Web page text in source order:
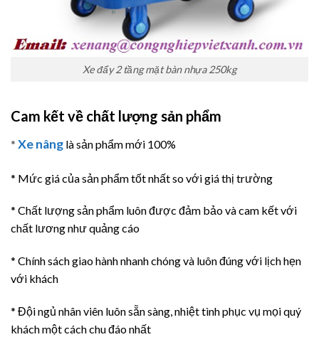
Xe đẩy 2 tầng mặt bàn nhựa 250kg
Cam kết về chất lượng sản phẩm
* Xe nâng là sản phẩm mới 100%
* Mức giá của sản phẩm tốt nhất so với giá thị trường
* Chất lượng sản phẩm luôn được đảm bảo và cam kết với
chất lương như quảng cáo
* Chính sách giao hành nhanh chóng và luôn đúng với lịch hẹn
với khách
* Đội ngủ nhân viên luôn sẵn sàng, nhiệt tình phục vụ mọi quý
khách một cách chu đáo nhất